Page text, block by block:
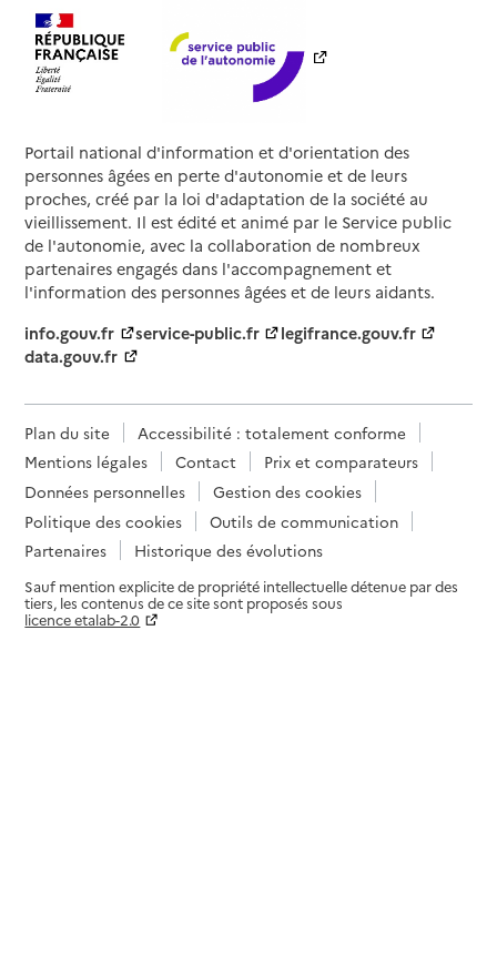
Portail national d'information et d'orientation des
personnes âgées en perte d'autonomie et de leurs
proches, créé par la loi d'adaptation de la société au
vieillissement. Il est édité et animé par le Service public
de l'autonomie, avec la collaboration de nombreux
partenaires engagés dans l'accompagnement et
l'information des personnes âgées et de leurs aidants.
info.gouv.fr
service-public.fr
legifrance.gouv.fr
data.gouv.fr
Plan du site
Accessibilité : totalement conforme
Mentions légales
Contact
Prix et comparateurs
Données personnelles
Gestion des cookies
Politique des cookies
Outils de communication
Partenaires
Historique des évolutions
Sauf mention explicite de propriété intellectuelle détenue par des
tiers, les contenus de ce site sont proposés sous
licence etalab-2.0